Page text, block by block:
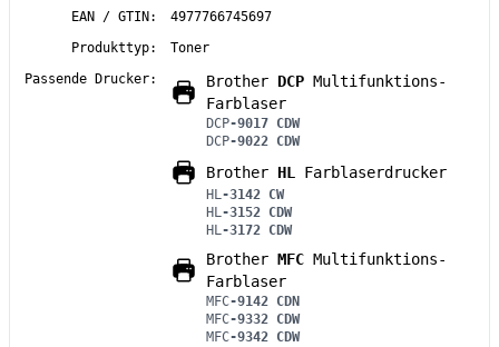
EAN / GTIN:
4977766745697
Produkttyp:
Toner
Passende Drucker:
Brother DCP Multifunktions-
Farblaser
DCP-9017 CDW
DCP-9022 CDW
Brother HL Farblaserdrucker
HL-3142 CW
HL-3152 CDW
HL-3172 CDW
Brother MFC Multifunktions-
Farblaser
MFC-9142 CDN
MFC-9332 CDW
MFC-9342 CDW